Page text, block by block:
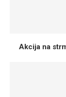
Akcija na